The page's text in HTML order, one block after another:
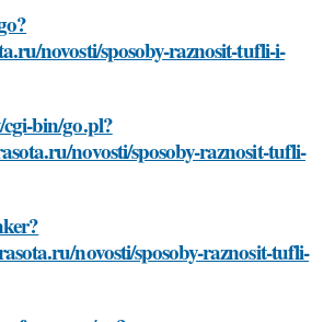
novosti/sposoby-raznosit-tufli-i-
bin/go.pl?
novosti/sposoby-raznosit-tufli-
novosti/sposoby-raznosit-tufli-